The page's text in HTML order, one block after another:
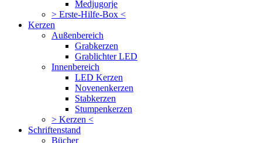
Medjugorje
> Erste-Hilfe-Box <
Kerzen
Außenbereich
Grabkerzen
Grablichter LED
Innenbereich
LED Kerzen
Novenenkerzen
Stabkerzen
Stumpenkerzen
> Kerzen <
Schriftenstand
Bücher